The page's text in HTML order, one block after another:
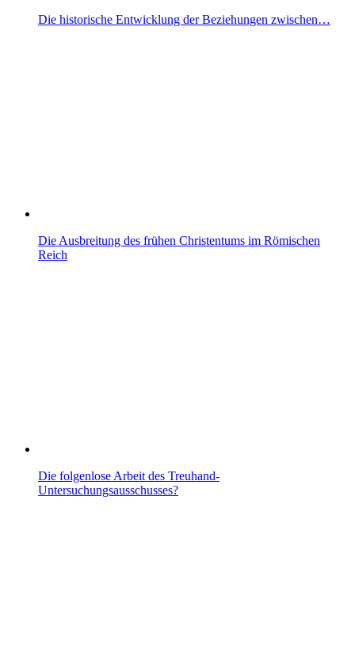
Die historische Entwicklung der Beziehungen zwischen…
Die Ausbreitung des frühen Christentums im Römischen
Reich
Die folgenlose Arbeit des Treuhand-
Untersuchungsausschusses?